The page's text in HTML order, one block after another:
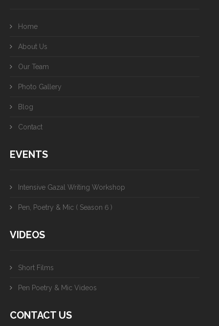
Home
About Us
Our Team
Photo Gallery
Blog
Contact
EVENTS
Intensive Gazal Writing Workshop
Pen, Poetry & Mic ( Season 6 )
VIDEOS
Short Films
Pen Poetry & Mic Videos
CONTACT US